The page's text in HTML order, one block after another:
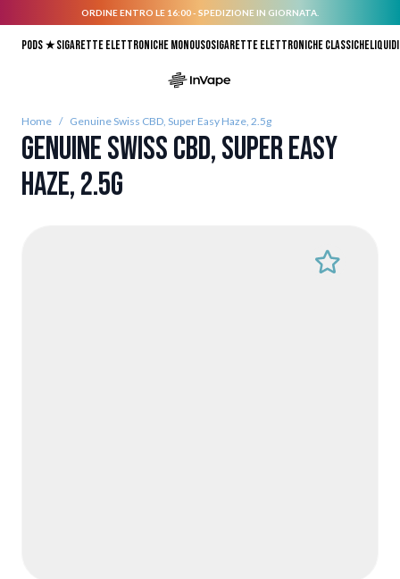
ORDINE ENTRO LE 16:00 - SPEDIZIONE IN GIORNATA.
Pods ★Sigarette elettroniche monousoSigarette elettroniche classiche
Home / Genuine Swiss CBD, Super Easy Haze, 2.5g
Genuine Swiss CBD, Super Easy
Haze, 2.5g